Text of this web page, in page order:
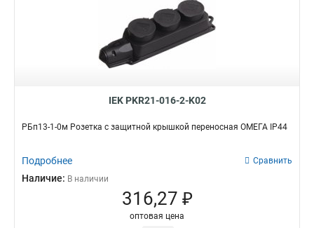
IEK PKR21-016-2-K02
РБп13-1-0м Розетка с защитной крышкой переносная ОМЕГА IP44
Подробнее Сравнить
Наличие: В наличии
316,27 ₽
оптовая цена